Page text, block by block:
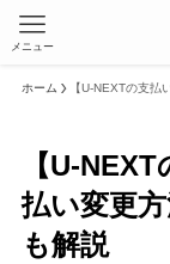
メニュー
ホーム 【U-NEXTの支
【U-
払い変更
も解説